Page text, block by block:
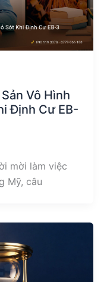
Vô Hình
Định Cư EB-
mời làm việc
Mỹ, câu